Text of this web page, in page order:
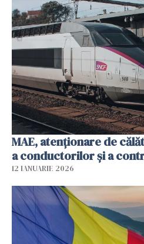
MAE, atenționare de
a conductorilor şi a
12 IANUARIE 2026